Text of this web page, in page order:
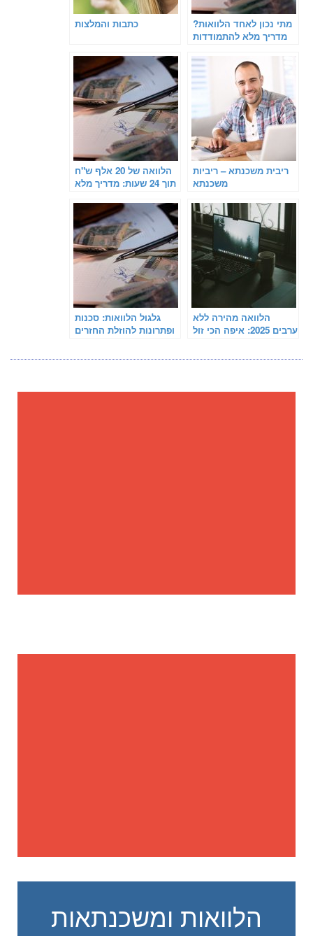
כתבות והמלצות
מתי נכון לאחד הלוואות?
מדריך מלא להתמודדות
לנשימה
הלוואה של 20 אלף ש"ח
תוך 24 שעות: מדריך מלא
ריבית משכנתא – ריביות
משכנתא
גלגול הלוואות: סכנות
ופתרונות להוזלת החזרים
הלוואה מהירה ללא
ערבים 2025: איפה הכי זול
הלוואות ומשכנתאות